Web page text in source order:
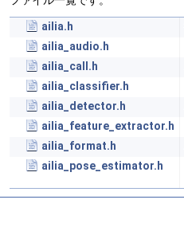
ailia.h
ailia_audio.h
ailia_call.h
ailia_classifier.h
ailia_detector.h
ailia_feature_extractor.h
ailia_format.h
ailia_pose_estimator.h